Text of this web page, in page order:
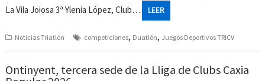
La Vila Joiosa 3ª Ylenia López, Club…
LEER
Noticias Triatlón competiciones, Duatlón, Juegos Deportivos TRICV
Ontinyent, tercera sede de la Lliga de Clubs Caxia